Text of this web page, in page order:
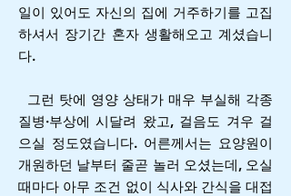
일이 있어도 자신의 집에 거주하기를 고집
하셔서 장기간 혼자 생활해오고 계셨습니
다.
그런 탓에 영양 상태가 매우 부실해 각종
질병·부상에 시달려 왔고, 걸음도 겨우 걸
으실 정도였습니다. 어른께서는 요양원이
개원하던 날부터 줄곧 놀러 오셨는데, 오실
때마다 아무 조건 없이 식사와 간식을 대접